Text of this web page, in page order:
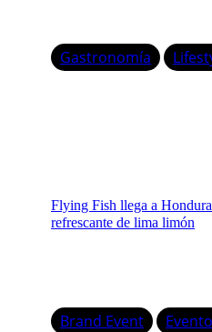
Gastronomía
Flying Fish llega a
refrescante de lima limón
Brand Event